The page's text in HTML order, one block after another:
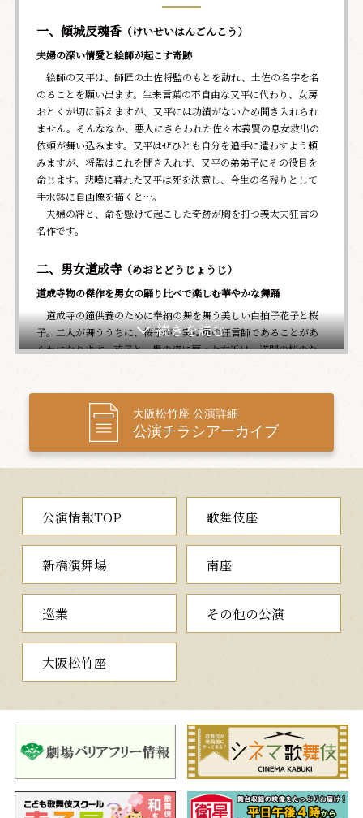
一、傾城反魂香（けいせいはんごんこう）
夫婦の深い情愛と絵師が起こす奇跡
絵師の又平は、師匠の土佐将監のもとを訪れ、土佐の名字を名
のることを願い出ます。生来言葉の不自由な又平に代わり、女房
おとくが切に訴えますが、又平には功績がないため聞き入れられ
ません。そんななか、悪人にさらわれた佐々木義賢の息女救出の
依頼が舞い込みます。又平はぜひとも自分を追手に遣わすよう頼
みますが、将監はこれを聞き入れず、又平の弟弟子にその役目を
命じます。悲嘆に暮れた又平は死を決意し、今生の名残りとして
手水鉢に自画像を描くと…。
夫婦の絆と、命を懸けて起こした奇跡が胸を打つ義太夫狂言の
名作です。
二、男女道成寺（めおとどうじょうじ）
道成寺物の傑作を男女の踊り比べで楽しむ華やかな舞踊
道成寺の鐘供養のために奉納の舞を舞う美しい白拍子花子と桜
子。二人が舞ううちに、桜子が、実は男の狂言師であることがあ
らわになります。花子と、男の姿に戻った左近は、満開の桜のな
野詣の僧安珍を焼き殺した清姫の亡霊で…。
男女の踊り比べがみどころで、二人の息のあった魅力あふれる
舞踊をお楽しみください。
一、神霊矢口渡（しんれいやぐちのわたし）
極悪非道の父に立ち向かう娘の恋心
六郷川の矢口の渡しで、渡し守の頓兵衛は、足利と新田の争い
で褒美の金欲しさに足利方の手先となり、新田義興の溺死に加担
した強欲者です。ここへ、義興の弟義峯が恋人である傾城うてな
と訪れ、偶然にも頓兵衛の家に一夜の宿を乞います。頓兵衛の娘
ます。一方、義峯の素性を知った頓兵衛は、再び金目当てに、そ
の命を狙いますが…。
二、博奕十王 （ばくちじゅうおう）
地獄で起こる楽しい舞踊劇
閻魔大王一行は自らこの世とあの世の分岐点である六道の辻へ
大阪松竹座 公演詳細
公演チラシアーカイブ
公演情報TOP 歌舞伎座
新橋演舞場 南座
巡業 その他の公演
大阪松竹座